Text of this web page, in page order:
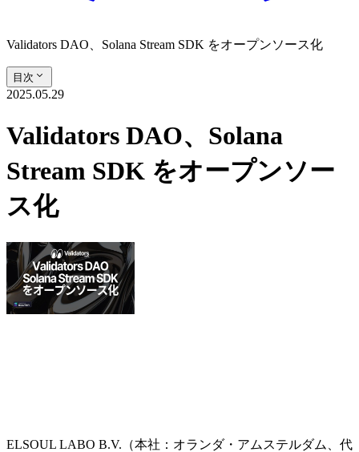
Validators DAO、Solana Stream SDK をオープンソース化
目次
2025.05.29
Validators DAO、Solana
Stream SDK をオープンソー
ス化
ELSOUL LABO B.V.（本社：オランダ・アムステルダム、代